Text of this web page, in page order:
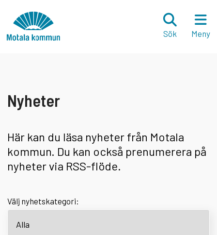
Sök
Meny
Nyheter
Här kan du läsa nyheter från Motala
kommun. Du kan också prenumerera på
nyheter via RSS-flöde.
Välj nyhetskategori: